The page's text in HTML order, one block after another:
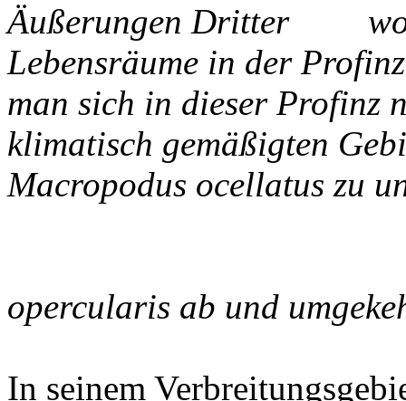
Lebensräume in der
man sich in dieser Profinz
klimatisch gemäßigten
Macropodus ocellatus zu
opercularis ab und
In seinem